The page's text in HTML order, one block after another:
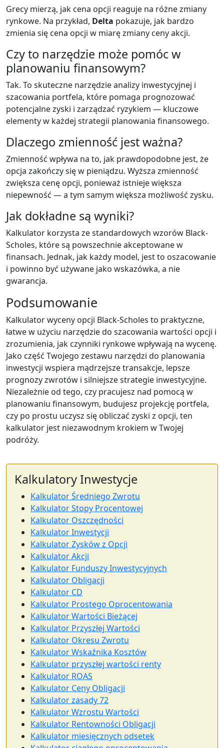
Grecy mierzą, jak cena opcji reaguje na różne zmiany
rynkowe. Na przykład, Delta pokazuje, jak bardzo
zmienia się cena opcji w miarę zmiany ceny akcji.
Czy to narzędzie może pomóc w
planowaniu finansowym?
Tak. To skuteczne narzędzie analizy inwestycyjnej i
szacowania portfela, które pomaga prognozować
potencjalne zyski i zarządzać ryzykiem — kluczowe
elementy w każdej strategii planowania finansowego.
Dlaczego zmienność jest ważna?
Zmienność wpływa na to, jak prawdopodobne jest, że
opcja zakończy się w pieniądzu. Wyższa zmienność
zwiększa cenę opcji, ponieważ istnieje większa
niepewność — a tym samym większa możliwość zysku.
Jak dokładne są wyniki?
Kalkulator korzysta ze standardowych wzorów Black-
Scholes, które są powszechnie akceptowane w
finansach. Jednak, jak każdy model, jest to oszacowanie
i powinno być używane jako wskazówka, a nie
gwarancja.
Podsumowanie
Kalkulator wyceny opcji Black-Scholes to praktyczne,
łatwe w użyciu narzędzie do szacowania wartości opcji i
zrozumienia, jak czynniki rynkowe wpływają na wycenę.
Jako część Twojego zestawu narzędzi do planowania
inwestycji wspiera mądrzejsze transakcje, lepsze
prognozy zwrotów i silniejsze strategie inwestycyjne.
Niezależnie od tego, czy pracujesz nad pomocą w
planowaniu finansowym, budujesz projekcję portfela,
czy po prostu uczysz się obliczać zyski z opcji, ten
kalkulator jest niezawodnym krokiem w Twojej
podróży.
Kalkulatory Inwestycje
Kalkulator Średniego Zwrotu
Kalkulator Stopy Procentowej
Kalkulator Oszczędności
Kalkulator Inwestycji
Kalkulator Zysków z Opcji
Kalkulator Akcji
Kalkulator Funduszy Inwestycyjnych
Kalkulator Obligacji
Kalkulator CD
Kalkulator Prostego Oprocentowania
Kalkulator Wartości Bieżącej
Kalkulator Przyszłej Wartości
Kalkulator Okresu Zwrotu
Kalkulator Wskaźnika Kosztów
Kalkulator przyszłej wartości renty
Kalkulator ROAS
Kalkulator Ceny Obligacji
Kalkulator zasady 72
Kalkulator Wzrostu Wartości
Kalkulator Rentowności Obligacji
Kalkulator miesięcznych odsetek